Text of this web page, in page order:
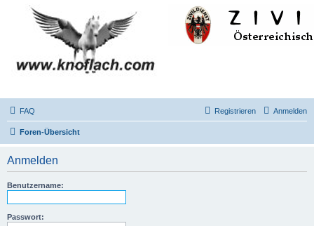
FAQ Anmelden
Registrieren
Foren-Übersicht
Anmelden
Benutzername:
Passwort: